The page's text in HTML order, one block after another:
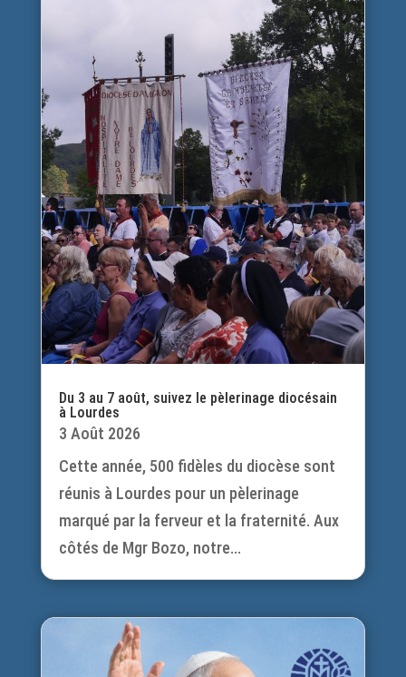
Du 3 au 7 août, suivez le pèlerinage diocésain
à Lourdes
3 Août 2026
Cette année, 500 fidèles du diocèse sont
réunis à Lourdes pour un pèlerinage
marqué par la ferveur et la fraternité. Aux
côtés de Mgr Bozo, notre...